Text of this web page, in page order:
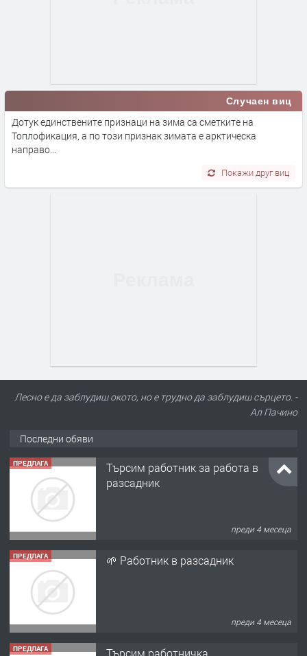
Случаен виц
Дотук единствените признаци на зима са сметките на
Топлофикация, а по този признак зимата е арктическа
направо...
Покажи друг виц
Лесно е да заблудиш окото, но е трудно да заблудиш сърцето. -
Ал Пачино
Последни обяви
ПРЕДЛАГА
Търсим работник за работа в
разсадник
преди 4 месеца
ПРЕДЛАГА 🌱 Работник в разсадник
преди 4 месеца
ПРЕДЛАГА